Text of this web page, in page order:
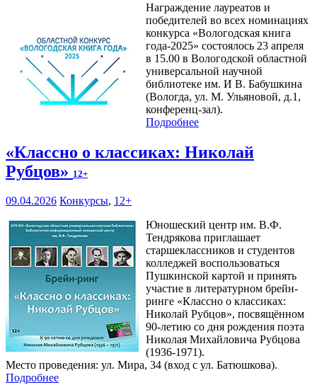
Награждение лауреатов и
победителей во всех номинациях
конкурса «Вологодская книга
года-2025» состоялось 23 апреля
в 15.00 в Вологодской областной
универсальной научной
библиотеке им. И В. Бабушкина
(Вологда, ул. М. Ульяновой, д.1,
конференц-зал).
Подробнее
«Классно о классиках: Николай
Рубцов» 12+
09.04.2026 Конкурсы, 12+
Юношеский центр им. В.Ф.
Тендрякова приглашает
старшеклассников и студентов
колледжей воспользоваться
Пушкинской картой и принять
участие в литературном брейн-
ринге «Классно о классиках:
Николай Рубцов», посвящённом
90-летию со дня рождения поэта
Николая Михайловича Рубцова
(1936-1971).
Место проведения: ул. Мира, 34 (вход с ул. Батюшкова).
Подробнее